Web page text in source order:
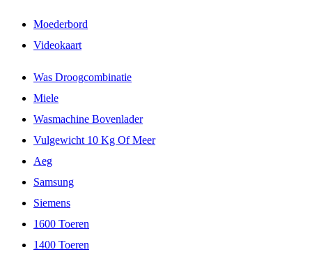
Moederbord
Videokaart
Was Droogcombinatie
Miele
Wasmachine Bovenlader
Vulgewicht 10 Kg Of Meer
Aeg
Samsung
Siemens
1600 Toeren
1400 Toeren